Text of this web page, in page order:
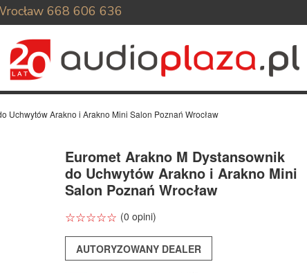
668 606 636
Uchwytów Arakno i Arakno Mini Salon Poznań Wrocław
Euromet Arakno M Dystansownik
do Uchwytów Arakno i Arakno Mini
Salon Poznań Wrocław
☆☆☆☆☆
★★★★★ (0 opini)
AUTORYZOWANY DEALER